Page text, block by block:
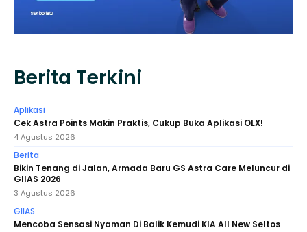
Berita Terkini
Aplikasi
Cek Astra Points Makin Praktis, Cukup Buka Aplikasi OLX!
4 Agustus 2026
Berita
Bikin Tenang di Jalan, Armada Baru GS Astra Care Meluncur di
GIIAS 2026
3 Agustus 2026
GIIAS
Mencoba Sensasi Nyaman Di Balik Kemudi KIA All New Seltos